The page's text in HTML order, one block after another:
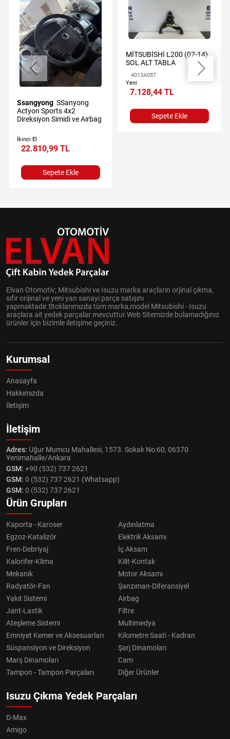
Ssangyong
Actyon Sports 4x2
Direksiyon Simidi ve Airbag
İkinci El
22.810,99 TL
Sepete Ekle
MİTSUBİSHİ L200 (07-14)
SOL ALT TABLA
4013A087
Yeni
7.128,44 TL
Sepete Ekle
Elvan Otomotiv; Mitsubishi ve Isuzu marka araçların orjinal çıkma,
sıfır orijinal ve yeni yan sanayi parça satışını
yapmaktadır.Stoklarımızda tüm marka,model Mitsubishi - Isuzu
araçlara ait yedek parçalar mevcuttur.Web Sitemizde bulamadığınız
ürünler için bizimle iletişime geçiniz.
Kurumsal
Anasayfa
Hakkımızda
İletişim
İletişim
Adres: Uğur Mumcu Mahallesi, 1573. Sokak No:60, 06370
Yenimahalle/Ankara
GSM: +90 (532) 737 2621
GSM: 0 (532) 737 2621 (Whatsapp)
GSM: 0 (532) 737 2621
Ürün Grupları
Kaporta - Karoser
Aydınlatma
Egzoz-Katalizör
Elektrik Aksamı
Fren-Debriyaj
İç Aksam
Kalorifer-Klima
Kilit-Kontak
Mekanik
Motor Aksamı
Radyatör-Fan
Şanzıman-Diferansiyel
Yakıt Sistemi
Airbag
Jant-Lastik
Filtre
Ateşleme Sistemi
Multimedya
Emniyet Kemer ve Aksesuarları
Kilometre Saati - Kadran
Süspansiyon ve Direksiyon
Şarj Dinamoları
Marş Dinamoları
Cam
Tampon - Tampon Parçaları
Diğer Ürünler
Isuzu Çıkma Yedek Parçaları
D-Max
Amigo